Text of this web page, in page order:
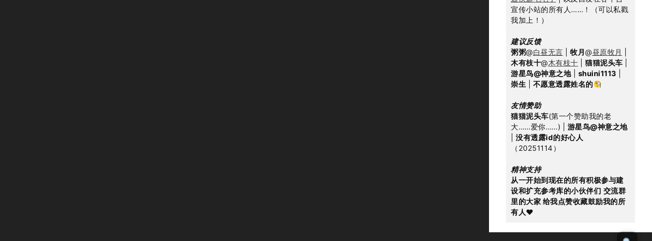
宣传小站的所有人……！（可以私戳
我加上！）
建议反馈
粥粥@白昼无言 牧月@昼原牧月
木有枝十@木有枝十 猫猫泥头车
游星鸟@神意之地 | shuini1113
崇生
不愿意透露姓名的
友情赞助
猫猫泥头车(第一个赞助我的老
大……爱你……) | 游星鸟@神意之地
没有透露id的好心人
（20251114）
精神支持
从一开始到现在的所有积极参与建
设和扩充参考库的小伙伴们 交流群
里的大家 给我点赞收藏鼓励我的所
有人♥